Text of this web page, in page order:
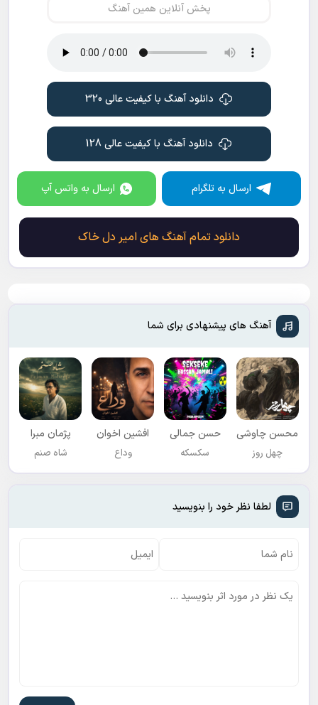
پخش آنلاین همین آهنگ
دانلود آهنگ با کیفیت عالی 320
دانلود آهنگ با کیفیت عالی 128
ارسال به تلگرام ارسال به واتس آپ
دانلود تمام آهنگ های امیر دل خاک
آهنگ های پیشنهادی برای شما
محسن چاوشی
چهل روز
حسن جمالی
سکسکه
افشين اخوان
وداع
پژمان مبرا
شاه صنم
لطفا نظر خود را بنویسید